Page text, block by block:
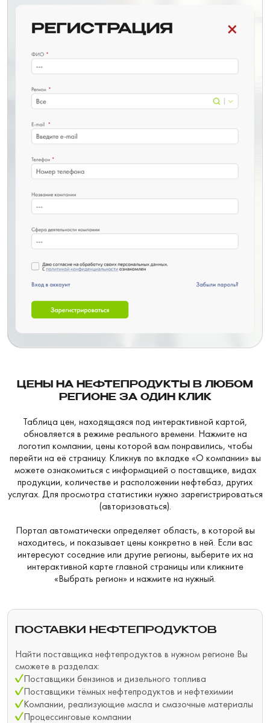
ЦЕНЫ НА НЕФТЕПРОДУКТЫ В ЛЮБОМ
РЕГИОНЕ ЗА ОДИН КЛИК
Таблица цен, находящаяся под интерактивной картой,
обновляется в режиме реального времени. Нажмите на
логотип компании, цены которой вам понравились, чтобы
перейти на её страницу. Кликнув по вкладке «О компании» вы
можете ознакомиться с информацией о поставщике, видах
продукции, количестве и расположении нефтебаз, других
услугах. Для просмотра статистики нужно зарегистрироваться
(авторизоваться).
Портал автоматически определяет область, в которой вы
находитесь, и показывает цены конкретно в ней. Если вас
интересуют соседние или другие регионы, выберите их на
интерактивной карте главной страницы или кликните
«Выбрать регион» и нажмите на нужный.
ПОСТАВКИ НЕФТЕПРОДУКТОВ
Найти поставщика нефтепродуктов в нужном регионе Вы
сможете в разделах:
Поставщики бензинов и дизельного топлива
Поставщики тёмных нефтепродуктов и нефтехимии
Компании, реализующие масла и смазочные материалы
Процессинговые компании